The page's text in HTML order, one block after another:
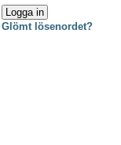
Glömt lösenordet?